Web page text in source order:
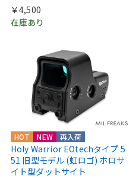
￥4,500
在庫あり
HOT NEW 再入荷
Holy Warrior EOtechタイプ 5
51 旧型モデル (虹ロゴ) ホロサ
イト型ダットサイト